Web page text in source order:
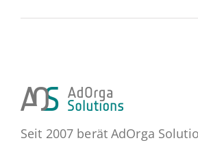
Seit 2007 berät AdOrga